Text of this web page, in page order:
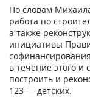
По словам
работа по
а также
инициативы
в течение этого и
построить и
123 — детских.